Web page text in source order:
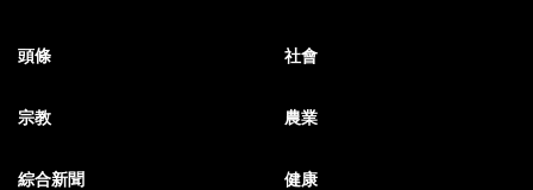
頭條 社會
宗教 農業
綜合新聞 健康